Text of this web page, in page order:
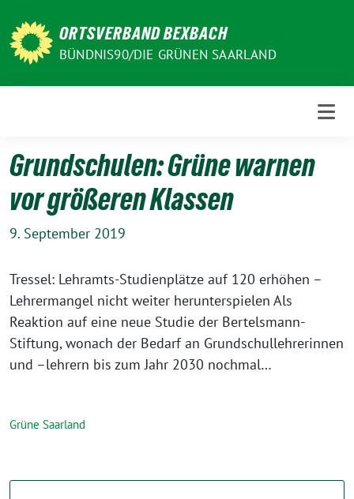
zum
Inhalt
ORTSVERBAND BEXBACH
BÜNDNIS90/DIE GRÜNEN SAARLAND
Grundschulen: Grüne warnen
vor größeren Klassen
9. September 2019
Tressel: Lehramts-Studienplätze auf 120 erhöhen –
Lehrermangel nicht weiter herunterspielen Als
Reaktion auf eine neue Studie der Bertelsmann-
Stiftung, wonach der Bedarf an Grundschullehrerinnen
und –lehrern bis zum Jahr 2030 nochmal…
Grüne Saarland